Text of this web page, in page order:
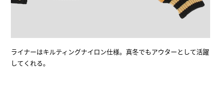
ライナーはキルティングナイロン仕様。真冬でもアウターとして活躍
してくれる。